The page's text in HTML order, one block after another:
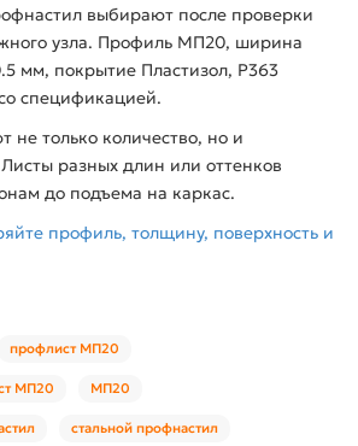
выбирают после проверки
узла. Профиль МП20, ширина
мм, покрытие Пластизол, P363
спецификацией.
не только количество, но и
разных длин или оттенков
до подъема на каркас.
профиль, толщину, поверхность и
профлист МП20
МП20 МП20
стальной профнастил